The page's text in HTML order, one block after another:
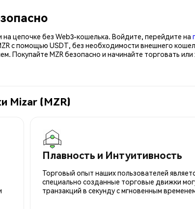
цепочке без Web3-кошелька. Войдите, перейдите на
с помощью USDT, без необходимости внешнего
MZR безопасно и начинайте торговать или
Mizar (MZR)
Плавность и Интуитивность
Торговый опыт наших пользователей
специально созданные торговые движки
транзакций в секунду с мгновенным